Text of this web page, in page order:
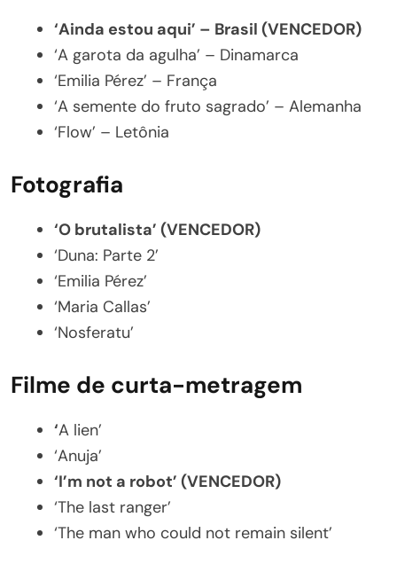
‘Ainda estou aqui’ – Brasil (VENCEDOR)
‘A garota da agulha’ – Dinamarca
‘Emilia Pérez’ – França
‘A semente do fruto sagrado’ – Alemanha
‘Flow’ – Letônia
Fotografia
‘O brutalista’ (VENCEDOR)
‘Duna: Parte 2’
‘Emilia Pérez’
‘Maria Callas’
‘Nosferatu’
Filme de curta-metragem
‘A lien’
‘Anuja’
‘I’m not a robot’ (VENCEDOR)
‘The last ranger’
‘The man who could not remain silent’